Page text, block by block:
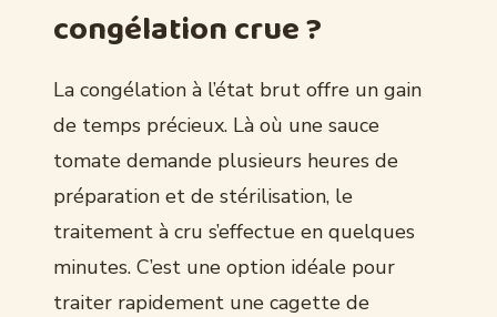
congélation crue ?
La congélation à l’état brut offre un gain
de temps précieux. Là où une sauce
tomate demande plusieurs heures de
préparation et de stérilisation, le
traitement à cru s’effectue en quelques
minutes. C’est une option idéale pour
traiter rapidement une cagette de